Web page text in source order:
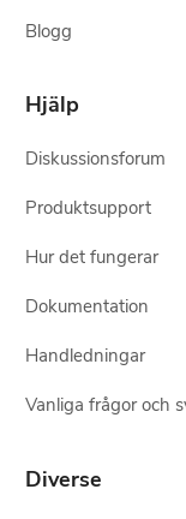
Blogg
Hjälp
Diskussionsforum
Produktsupport
Hur det fungerar
Dokumentation
Handledningar
Vanliga frågor och
Diverse